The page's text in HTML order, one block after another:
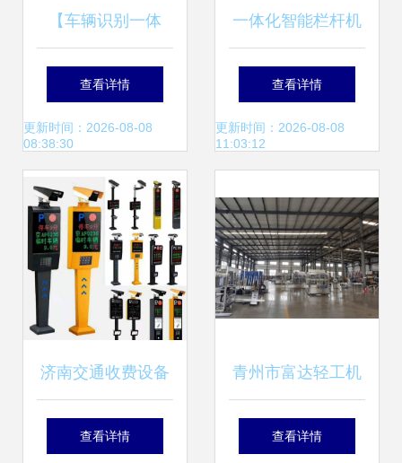
【车辆识别一体
机】价格,厂家,交
通收费设备
查看详情
更新时间：2026-08-08
08:38:30
一体化智能栏杆机
德亚收费系统设备
引领交通收费新风
查看详情
更新时间：2026-08-08
11:03:12
济南交通收费设备
品牌大全 权威盘点
查看详情
青州市富达轻工机
械厂携手隆众资讯
查看详情